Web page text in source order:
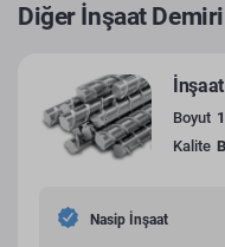
Diğer İnşaat
Boyut
Kalite
Nasip İnşaat